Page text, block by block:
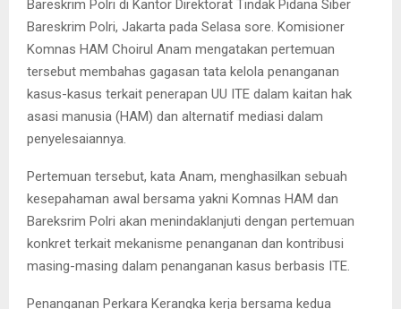
Bareskrim Polri di Kantor Direktorat Tindak Pidana Siber
Bareskrim Polri, Jakarta pada Selasa sore. Komisioner
Komnas HAM Choirul Anam mengatakan pertemuan
tersebut membahas gagasan tata kelola penanganan
kasus-kasus terkait penerapan UU ITE dalam kaitan hak
asasi manusia (HAM) dan alternatif mediasi dalam
penyelesaiannya.
Pertemuan tersebut, kata Anam, menghasilkan sebuah
kesepahaman awal bersama yakni Komnas HAM dan
Bareksrim Polri akan menindaklanjuti dengan pertemuan
konkret terkait mekanisme penanganan dan kontribusi
masing-masing dalam penanganan kasus berbasis ITE.
Penanganan Perkara Kerangka kerja bersama kedua